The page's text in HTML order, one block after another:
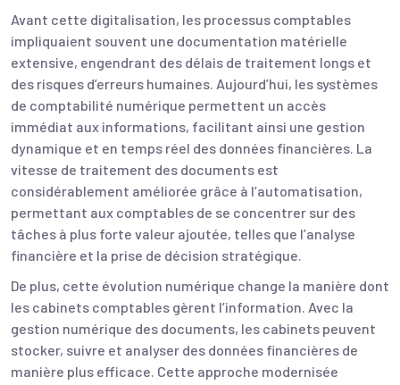
Avant cette digitalisation, les processus comptables
impliquaient souvent une documentation matérielle
extensive, engendrant des délais de traitement longs et
des risques d’erreurs humaines. Aujourd’hui, les systèmes
de comptabilité numérique permettent un accès
immédiat aux informations, facilitant ainsi une gestion
dynamique et en temps réel des données financières. La
vitesse de traitement des documents est
considérablement améliorée grâce à l’automatisation,
permettant aux comptables de se concentrer sur des
tâches à plus forte valeur ajoutée, telles que l’analyse
financière et la prise de décision stratégique.
De plus, cette évolution numérique change la manière dont
les cabinets comptables gèrent l’information. Avec la
gestion numérique des documents, les cabinets peuvent
stocker, suivre et analyser des données financières de
manière plus efficace. Cette approche modernisée